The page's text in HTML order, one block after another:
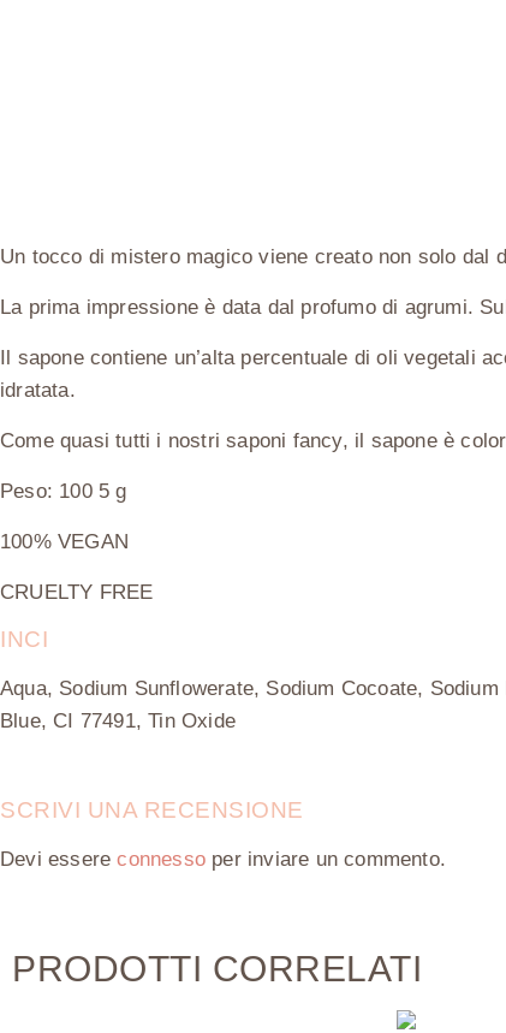
Un tocco di mistero magico viene creato non solo
La prima impressione è data dal profumo di agrumi.
Il sapone contiene un’alta percentuale di oli vegetali
idratata.
Come quasi tutti i nostri saponi fancy, il sapone è
Peso: 100 5 g
100% VEGAN
CRUELTY FREE
INCI
Aqua, Sodium Sunflowerate, Sodium Cocoate,
Blue, CI 77491, Tin Oxide
SCRIVI UNA RECENSIONE
Devi essereconnesso per inviare un commento.
PRODOTTI CORRELATI